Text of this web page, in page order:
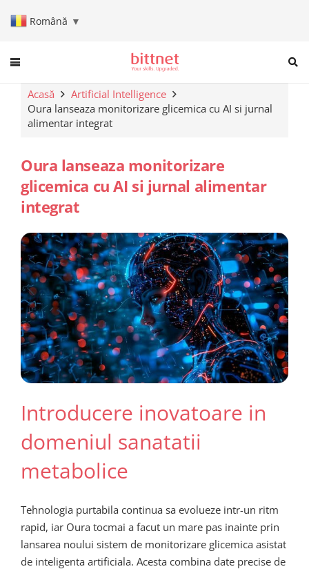
Română ▼
When autocomplete results
Acasă
Artificial Intelligence
Oura lanseaza monitorizare glicemica cu AI si jurnal
alimentar integrat
Oura lanseaza monitorizare
glicemica cu AI si jurnal alimentar
integrat
Introducere inovatoare in
domeniul sanatatii
metabolice
Tehnologia purtabila continua sa evolueze intr-un ritm
rapid, iar Oura tocmai a facut un mare pas inainte prin
lansarea noului sistem de monitorizare glicemica asistat
de inteligenta artificiala. Acesta combina date precise de